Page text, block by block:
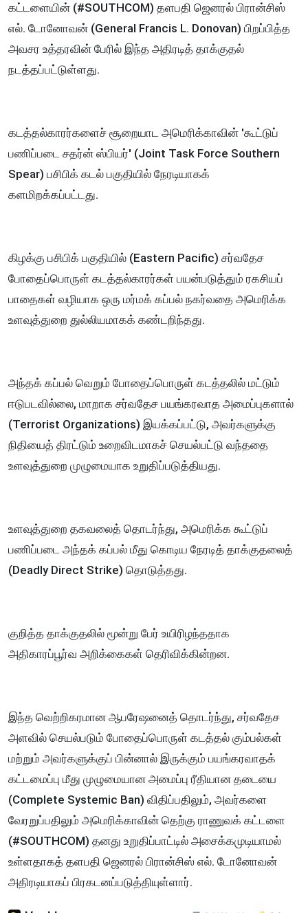
கட்டளையின் (#SOUTHCOM) தளபதி ஜெனரல் பிரான்சிஸ்
எல். டோனோவன் (General Francis L. Donovan) பிறப்பித்த
அவசர உத்தரவின் பேரில் இந்த அதிரடித் தாக்குதல்
நடத்தப்பட்டுள்ளது.
கடத்தல்காரர்களைச் சூறையாட அமெரிக்காவின் 'கூட்டுப்
பணிப்படை சதர்ன் ஸ்பியர்' (Joint Task Force Southern
Spear) பசிபிக் கடல் பகுதியில் நேரடியாகக்
களமிறக்கப்பட்டது.
கிழக்கு பசிபிக் பகுதியில் (Eastern Pacific) சர்வதேச
போதைப்பொருள் கடத்தல்காரர்கள் பயன்படுத்தும் ரகசியப்
பாதைகள் வழியாக ஒரு மர்மக் கப்பல் நகர்வதை அமெரிக்க
உளவுத்துறை துல்லியமாகக் கண்டறிந்தது.
அந்தக் கப்பல் வெறும் போதைப்பொருள் கடத்தலில் மட்டும்
ஈடுபடவில்லை, மாறாக சர்வதேச பயங்கரவாத அமைப்புகளால்
(Terrorist Organizations) இயக்கப்பட்டு, அவர்களுக்கு
நிதியைத் திரட்டும் உறைவிடமாகச் செயல்பட்டு வந்ததை
உளவுத்துறை முழுமையாக உறுதிப்படுத்தியது.
உளவுத்துறை தகவலைத் தொடர்ந்து, அமெரிக்க கூட்டுப்
பணிப்படை அந்தக் கப்பல் மீது கொடிய நேரடித் தாக்குதலைத்
(Deadly Direct Strike) தொடுத்தது.
குறித்த தாக்குதலில் மூன்று பேர் உயிரிழந்ததாக
அதிகாரப்பூர்வ அறிக்கைகள் தெரிவிக்கின்றன.
இந்த வெற்றிகரமான ஆபரேஷனைத் தொடர்ந்து, சர்வதேச
அளவில் செயல்படும் போதைப்பொருள் கடத்தல் கும்பல்கள்
மற்றும் அவர்களுக்குப் பின்னால் இருக்கும் பயங்கரவாதக்
கட்டமைப்பு மீது முழுமையான அமைப்பு ரீதியான தடையை
(Complete Systemic Ban) விதிப்பதிலும், அவர்களை
வேரறுப்பதிலும் அமெரிக்காவின் தெற்கு ராணுவக் கட்டளை
(#SOUTHCOM) தனது உறுதிப்பாட்டில் அசைக்கமுடியாமல்
உள்ளதாகத் தளபதி ஜெனரல் பிரான்சிஸ் எல். டோனோவன்
அதிரடியாகப் பிரகடனப்படுத்தியுள்ளார்.